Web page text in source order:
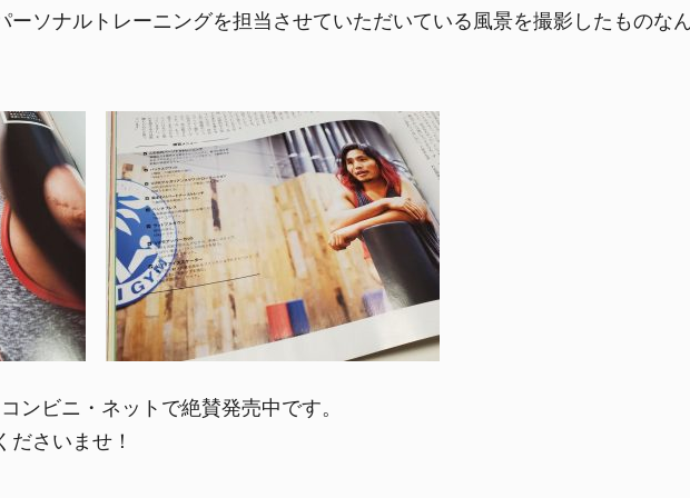
ーソナルトレーニングを担当させていただいている風景を撮影したものな
ンビニ・ネットで絶賛発売中です。
さいませ！